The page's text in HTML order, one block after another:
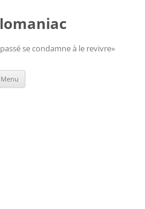
se condamne à le revivre»
Menu